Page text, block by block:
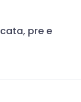
pre e